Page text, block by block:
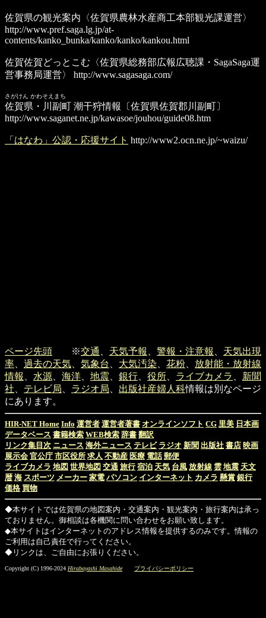
佐賀県の観光案内 〈佐賀県農林水産商工本部観光課運営〉
http://www.pref.saga.lg.jp/at-
contents/kanko_bunka/kanko/kanko/kankou.html
佐賀佐賀どっとこむ 〈佐賀県総務部広報広聴課・SagaSaga運
営事務局運営〉
http://www.sagasaga.com/
さがけん かわそえまち
佐賀県・川副町 潮干狩情報
〔佐賀県佐賀郡川副町〕
http://www.saganet.ne.jp/kawasoe/jouhou/guide08.htm
「はなわ」公認・応援サイト http://www2.ocn.ne.jp/~waizu/
ページ先頭 ※交通 天気予報 警報・注意報
天気出現
率
過去の天気 気象台 大気汚染 花粉
放射能・放射線
情報
水源 海洋 地震 銀行 役所 ライブカメラ
新聞
社
テレビ局 ラジオ局 出版社産婦人科情報は別なページ
にあります。
HIR-NET Home Info 運営者 運営者著書 オンラインソフト CG 里美 日本画
データベース 書籍検索 WEB検索 辞書 翻訳
リンク集目次 ニュース 海外ニュース テレビ ラジオ 新聞 出版社 書店 映画
展示会 官公庁 市区役所 求人 不動産 医療 電話 郵便
ライブカメラ 地図 世界地図 交通 旅行 宿泊 天気 台風 放射線 雲 地震 天文
暦 海 スポーツ メーカー 家電 パソコン インターネット カメラ 懸賞 銀行
価格 買物
◆本サイトでは佐賀県の地図案内・交通案内・観光案内・旅行案内は承っ
ておりません。御相談は各機関に問い合わせをお願い致します。
◆本サイトはインターネットのアドレス情報を提供するのみです。情報の
ご利用は自己責任で行ってください。
◆リンクは、ご自由にお張りください。
Copyright (C) 1996-2024 Hirabayashi Masahide プライバシーポリシー